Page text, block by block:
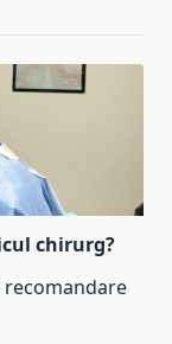
chirurg?